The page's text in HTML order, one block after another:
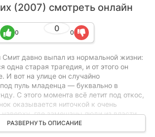
(2007) смотреть онлайн
0
0 0
давно выпал из нормальной жизни:
одна старая трагедия, и от этого он
И вот на улице он случайно
пуль младенца — буквально в
С этого момента всё летит под откос,
оказывается ниточкой к очень
наверху, где замешаны люди из власти.
берёт на себя девушка по вызову, и они
метаться, прятаться, искать ответы. А
РАЗВЕРНУТЬ ОПИСАНИЕ